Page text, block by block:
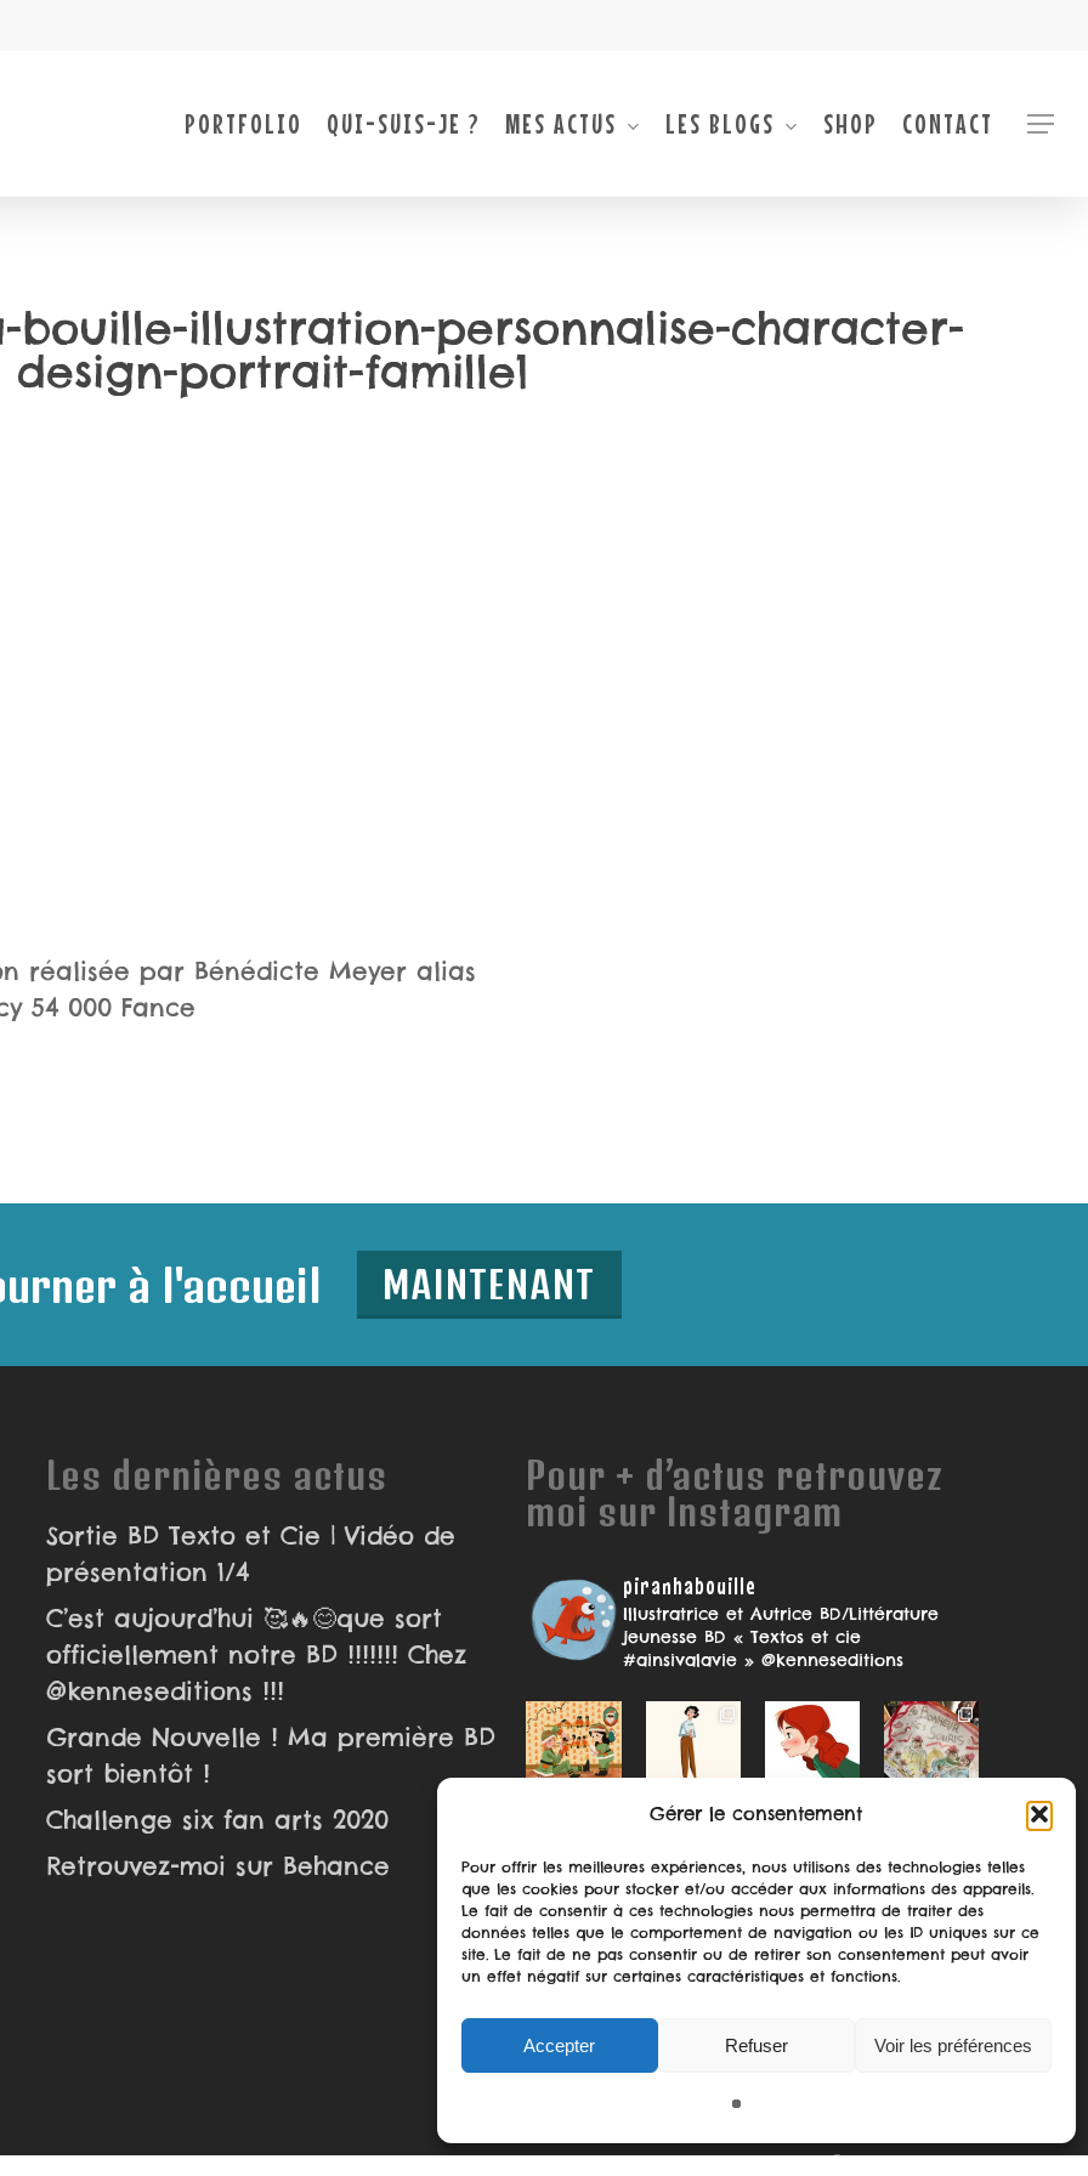
Gérer le consentement
Pour offrir les meilleures expériences, nous utilisons des technologies telles
que les cookies pour stocker et/ou accéder aux informations des appareils.
Le fait de consentir à ces technologies nous permettra de traiter des
données telles que le comportement de navigation ou les ID uniques sur ce
site. Le fait de ne pas consentir ou de retirer son consentement peut avoir
un effet négatif sur certaines caractéristiques et fonctions.
Accepter Refuser Voir les préférences
PORTFOLIO QUI-SUIS-JE ? MES ACTUS LES BLOGS SHOP CONTACT Menu
bouille-illustration-personnalise-character-
design-portrait-famille1
réalisée par Bénédicte Meyer alias
54 000 Fance
à l'accueil MAINTENANT
Les dernières actus
Sortie BD Texto et Cie | Vidéo de
présentation 1/4
C’est aujourd’hui 🥰🔥😊que sort
officiellement notre BD !!!!!!! Chez
@kenneseditions !!!
Grande Nouvelle ! Ma première BD
sort bientôt !
Challenge six fan arts 2020
Retrouvez-moi sur Behance
Pour + d’actus retrouvez
moi sur Instagram
piranhabouille
Illustratrice et Autrice BD/Littérature
jeunesse BD « Textos et cie
#ainsivalavie » @kenneseditions
Suivre sur Instagram